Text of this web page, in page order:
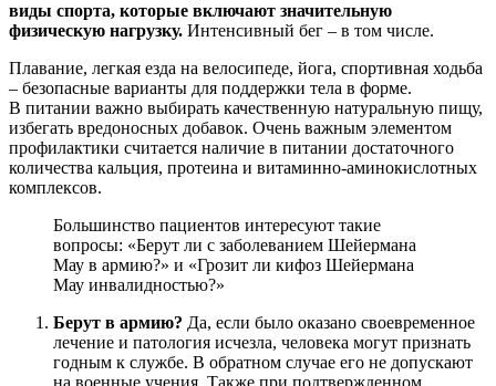
виды спорта, которые включают значительную
физическую нагрузку. Интенсивный бег – в том числе.
Плавание, легкая езда на велосипеде, йога, спортивная ходьба
– безопасные варианты для поддержки тела в форме.
В питании важно выбирать качественную натуральную пищу,
избегать вредоносных добавок. Очень важным элементом
профилактики считается наличие в питании достаточного
количества кальция, протеина и витаминно-аминокислотных
комплексов.
Большинство пациентов интересуют такие
вопросы: «Берут ли с заболеванием Шейермана
Мау в армию?» и «Грозит ли кифоз Шейермана
Мау инвалидностью?»
Берут в армию? Да, если было оказано своевременное
лечение и патология исчезла, человека могут признать
годным к службе. В обратном случае его не допускают
на военные учения. Также при подтвержденном